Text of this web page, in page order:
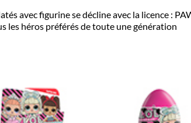
avec figurine se décline avec la licence :
les héros préférés de toute une génération